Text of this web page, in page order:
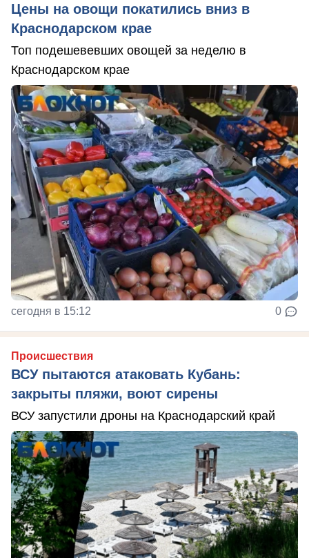
Цены на овощи покатились вниз в
Краснодарском крае
Топ подешевевших овощей за неделю в
Краснодарском крае
сегодня в 15:12 0
Происшествия
ВСУ пытаются атаковать Кубань:
закрыты пляжи, воют сирены
ВСУ запустили дроны на Краснодарский край